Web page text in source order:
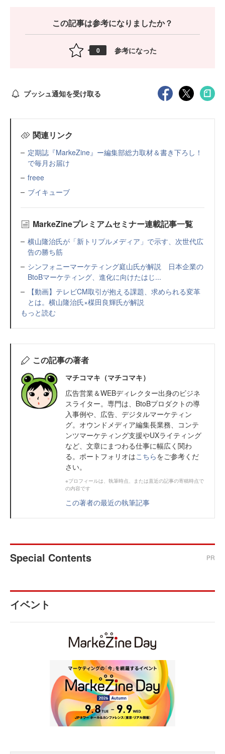
この記事は参考になりましたか？
0 参考になった
プッシュ通知を受け取る
関連リンク
定期誌『MarkeZine』ー編集部総力取材＆書き下ろし！
で毎月お届け
freee
ブイキューブ
MarkeZineプレミアムセミナー連載記事一覧
横山隆治氏が「新トリプルメディア」で示す、次世代広
告の勝ち筋
シンフォニーマーケティング庭山氏が解説 日本企業の
BtoBマーケティング、進化に向けたはじ...
【動画】テレビCM取引が抱える課題、求められる変革
とは。横山隆治氏×楳田良輝氏が解説
もっと読む
この記事の著者
マチコマキ（マチコマキ）
広告営業＆WEBディレクター出身のビジネ
スライター。専門は、BtoBプロダクトの導
入事例や、広告、デジタルマーケティン
グ。オウンドメディア編集長業務、コンテ
ンツマーケティング支援やUXライティング
など、文章にまつわる仕事に幅広く関わ
る。ポートフォリオはこちらをご参考くだ
さい。
※プロフィールは、執筆時点、または直近の記事の寄稿時点で
の内容です
この著者の最近の執筆記事
Special Contents PR
イベント